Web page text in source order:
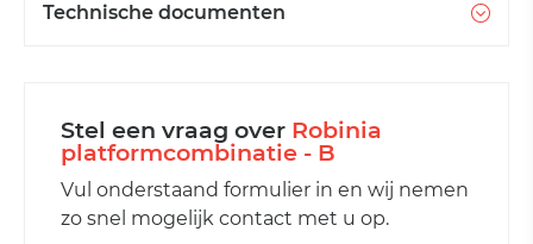
Technische documenten
Stel een vraag over Robinia
platformcombinatie - B
Vul onderstaand formulier in en wij nemen
zo snel mogelijk contact met u op.